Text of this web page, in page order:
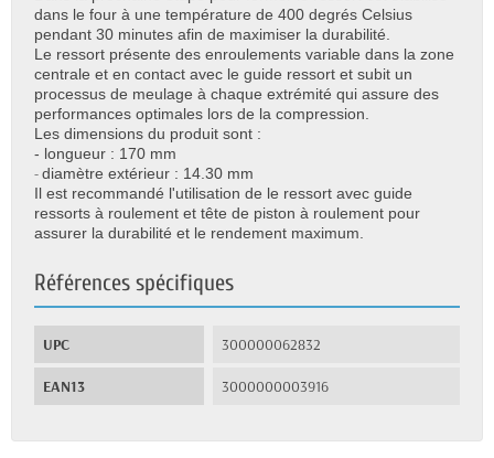
dans le four à une température de 400 degrés Celsius
pendant 30 minutes afin de maximiser la durabilité.
Le ressort présente des enroulements variable dans la zone
centrale et en contact avec le guide ressort et subit un
processus de meulage à chaque extrémité qui assure des
performances optimales lors de la compression.
Les dimensions du produit sont :
- longueur : 170 mm
-diamètre extérieur : 14.30 mm
Il est recommandé l'utilisation de le ressort avec guide
ressorts à roulement et tête de piston à roulement pour
assurer la durabilité et le rendement maximum.
Références spécifiques
UPC 300000062832
EAN13 3000000003916